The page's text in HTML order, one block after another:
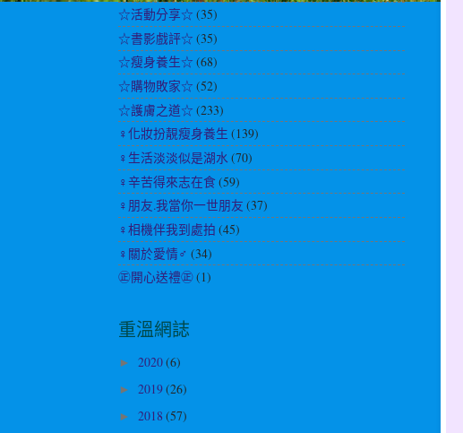
☆活動分享☆ (35)
☆書影戲評☆ (35)
☆瘦身養生☆ (68)
☆購物敗家☆ (52)
☆護膚之道☆ (233)
♀化妝扮靚瘦身養生 (139)
♀生活淡淡似是湖水 (70)
♀辛苦得來志在食 (59)
♀朋友.我當你一世朋友 (37)
♀相機伴我到處拍 (45)
♀關於愛情♂ (34)
㊣開心送禮㊣(1)
重溫網誌
► 2020(6)
► 2019(26)
► 2018 (57)